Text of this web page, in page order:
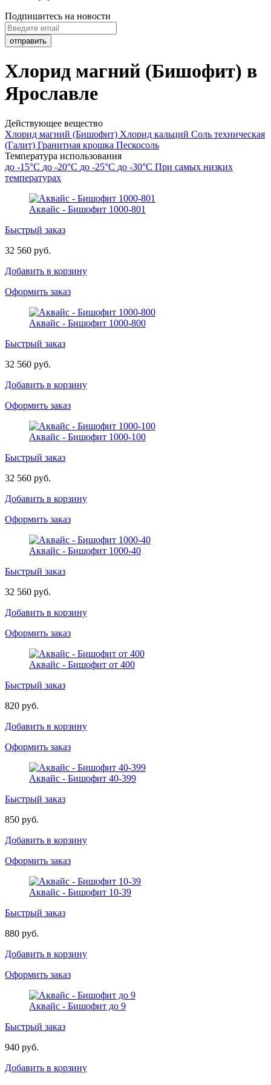
Подпишитесь на новости
Хлорид магний (Бишофит) в
Ярославле
Действующее вещество
Хлорид магний (Бишофит) Хлорид кальций Соль техническая
(Галит) Гранитная крошка Пескосоль
Температура использования
до -15°C до -20°C до -25°C до -30°C При самых низких
температурах
Аквайс - Бишофит 1000-801
Быстрый заказ
32 560 руб.
Добавить в корзину
Оформить заказ
Аквайс - Бишофит 1000-800
Быстрый заказ
32 560 руб.
Добавить в корзину
Оформить заказ
Аквайс - Бишофит 1000-100
Быстрый заказ
32 560 руб.
Добавить в корзину
Оформить заказ
Аквайс - Бишофит 1000-40
Быстрый заказ
32 560 руб.
Добавить в корзину
Оформить заказ
Аквайс - Бишофит от 400
Быстрый заказ
820 руб.
Добавить в корзину
Оформить заказ
Аквайс - Бишофит 40-399
Быстрый заказ
850 руб.
Добавить в корзину
Оформить заказ
Аквайс - Бишофит 10-39
Быстрый заказ
880 руб.
Добавить в корзину
Оформить заказ
Аквайс - Бишофит до 9
Быстрый заказ
940 руб.
Добавить в корзину